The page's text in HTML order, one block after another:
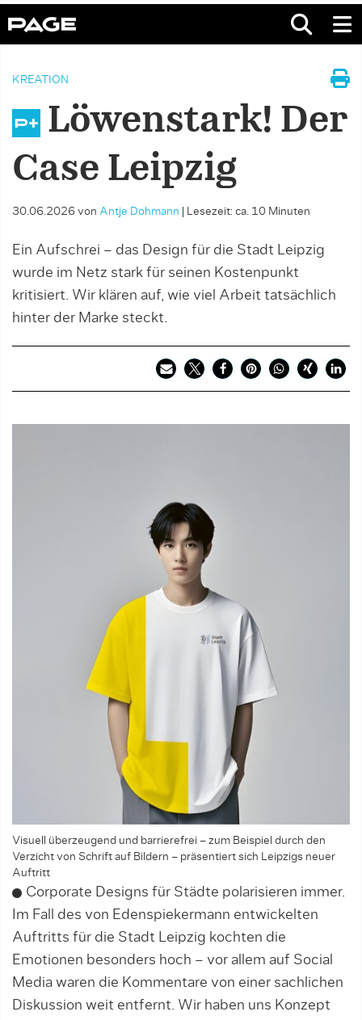
KREATION
Löwenstark! Der
Case Leipzig
30.06.2026 von Antje Dohmann Lesezeit: ca. 10 Minuten
Ein Aufschrei – das Design für die Stadt Leipzig
wurde im Netz stark für seinen Kostenpunkt
kritisiert. Wir klären auf, wie viel Arbeit tatsächlich
hinter der Marke steckt.
Visuell überzeugend und barrierefrei – zum Beispiel durch den
Verzicht von Schrift auf Bildern – präsentiert sich Leipzigs neuer
Auftritt
Corporate Designs für Städte polarisieren immer.
Im Fall des von Edenspiekermann entwickelten
Auftritts für die Stadt Leipzig kochten die
Emotionen besonders hoch – vor allem auf Social
Media waren die Kommentare von einer sachlichen
Diskussion weit entfernt. Wir haben uns Konzept